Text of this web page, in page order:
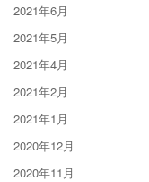
2021年6月
2021年5月
2021年4月
2021年2月
2021年1月
2020年12月
2020年11月